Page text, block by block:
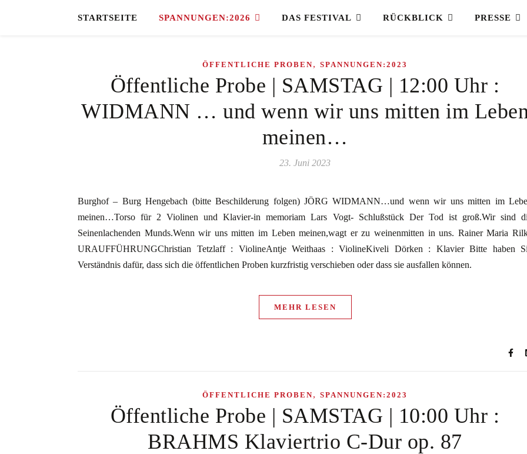
STARTSEITE SPANNUNGEN:2026 DAS FESTIVAL RÜCKBLICK PRESSE
ÖFFENTLICHE PROBEN, SPANNUNGEN:2023
Öffentliche Probe | SAMSTAG | 12:00 Uhr :
WIDMANN … und wenn wir uns mitten im
meinen…
23. Juni 2023
Burghof – Burg Hengebach (bitte Beschilderung folgen) JÖRG WIDMANN…und wenn wir uns mitten im
meinen…Torso für 2 Violinen und Klavier-in memoriam Lars Vogt- Schlußstück Der Tod ist groß.Wir sind
Seinenlachenden Munds.Wenn wir uns mitten im Leben meinen,wagt er zu weinenmitten in uns. Rainer Maria
URAUFFÜHRUNGChristian Tetzlaff : ViolineAntje Weithaas : ViolineKiveli Dörken : Klavier Bitte haben
Verständnis dafür, dass sich die öffentlichen Proben kurzfristig verschieben oder dass sie ausfallen können.
MEHR LESEN
ÖFFENTLICHE PROBEN, SPANNUNGEN:2023
Öffentliche Probe | SAMSTAG | 10:00 Uhr :
BRAHMS Klaviertrio C-Dur op. 87